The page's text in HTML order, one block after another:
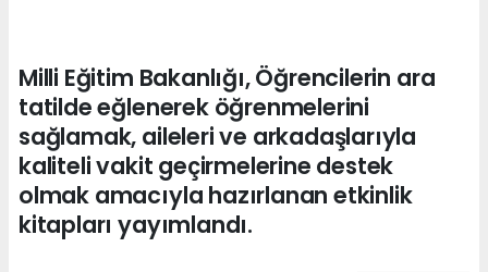
Milli Eğitim Bakanlığı, Öğrencilerin ara
tatilde eğlenerek öğrenmelerini
sağlamak, aileleri ve arkadaşlarıyla
kaliteli vakit geçirmelerine destek
olmak amacıyla hazırlanan etkinlik
kitapları yayımlandı.